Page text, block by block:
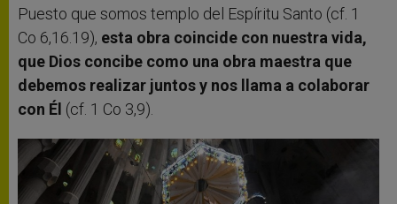
Puesto que somos templo del Espíritu Santo (cf. 1
Co 6,16.19), esta obra coincide con nuestra vida,
que Dios concibe como una obra maestra que
debemos realizar juntos y nos llama a colaborar
con Él (cf. 1 Co 3,9).